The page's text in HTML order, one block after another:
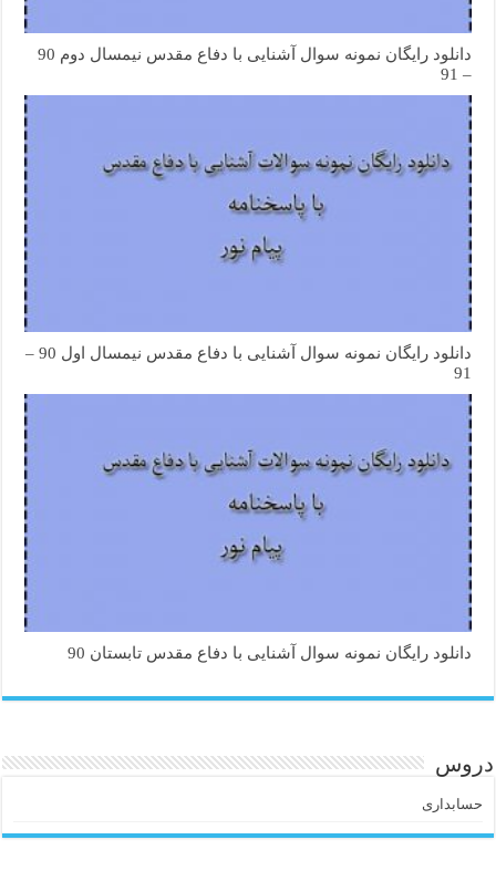
دانلود رایگان نمونه سوال آشنایی با دفاع مقدس نیمسال دوم 90
– 91
دانلود رایگان نمونه سوال آشنایی با دفاع مقدس نیمسال اول 90 –
91
دانلود رایگان نمونه سوال آشنایی با دفاع مقدس تابستان 90
دروس
حسابداری